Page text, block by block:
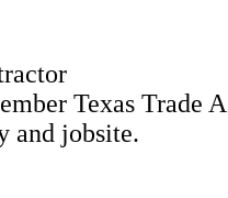
Texas Trade
and jobsite.